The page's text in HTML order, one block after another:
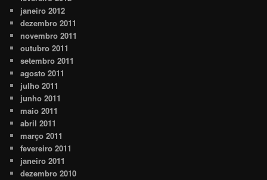
janeiro 2012
dezembro 2011
novembro 2011
outubro 2011
setembro 2011
agosto 2011
julho 2011
junho 2011
maio 2011
abril 2011
março 2011
fevereiro 2011
janeiro 2011
dezembro 2010